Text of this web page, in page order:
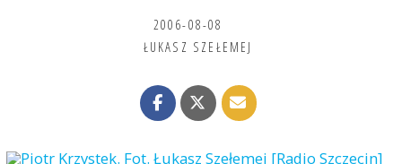
2006-08-08
ŁUKASZ SZEŁEMEJ